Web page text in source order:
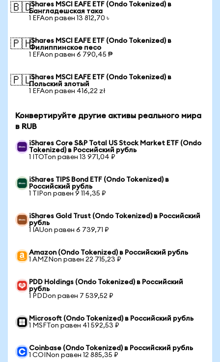
🇧🇩iShares MSCI EAFE ETF (Ondo Tokenized) в
Бангладешская така
1 EFAon равен 13 812,70 ৳
🇵🇭iShares MSCI EAFE ETF (Ondo Tokenized) в
Филиппинское песо
1 EFAon равен 6 790,45 ₱
🇵🇱iShares MSCI EAFE ETF (Ondo Tokenized) в
Польский злотый
1 EFAon равен 416,22 zł
Конвертируйте другие активы реального мира
в RUB
iShares Core S&P Total US Stock Market ETF (Ondo
Tokenized) в Российский рубль
1 ITOTon равен 13 971,04 ₽
iShares TIPS Bond ETF (Ondo Tokenized) в
Российский рубль
1 TIPon равен 9 114,35 ₽
iShares Gold Trust (Ondo Tokenized) в Российский
рубль
1 IAUon равен 6 739,71 ₽
Amazon (Ondo Tokenized) в Российский рубль
1 AMZNon равен 22 715,23 ₽
PDD Holdings (Ondo Tokenized) в Российский
рубль
1 PDDon равен 7 539,52 ₽
Microsoft (Ondo Tokenized) в Российский рубль
1 MSFTon равен 41 592,53 ₽
Coinbase (Ondo Tokenized) в Российский рубль
1 COINon равен 12 885,35 ₽